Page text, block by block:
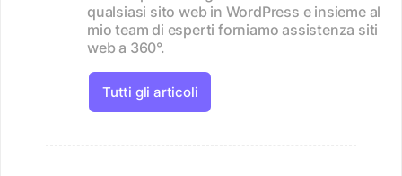
qualsiasi sito web in WordPress e insieme al
mio team di esperti forniamo assistenza siti
web a 360°.
Tutti gli articoli